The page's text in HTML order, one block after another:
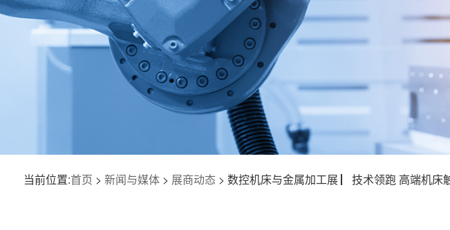
当前位置:首页 > 新闻与媒体> 展商动态> 数控机床与金属加工展 ▏技术领跑 高端机床